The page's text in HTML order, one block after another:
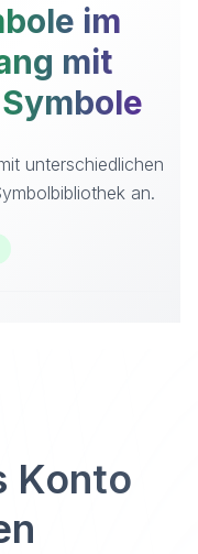
im
mit
unterschiedlichen
an.
Konto